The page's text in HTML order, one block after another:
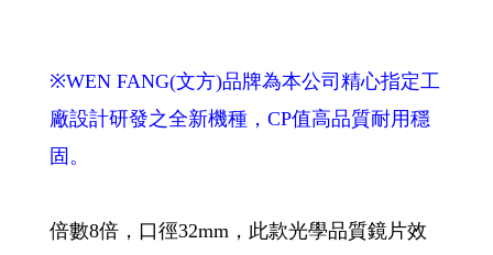
※WEN FANG(文方)品牌為本公司精心指定工
廠設計研發之全新機種，CP值高品質耐用穩
固。
倍數8倍，口徑32mm，此款光學品質鏡片效